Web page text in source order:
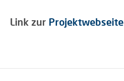
Link zur Projektwebseite